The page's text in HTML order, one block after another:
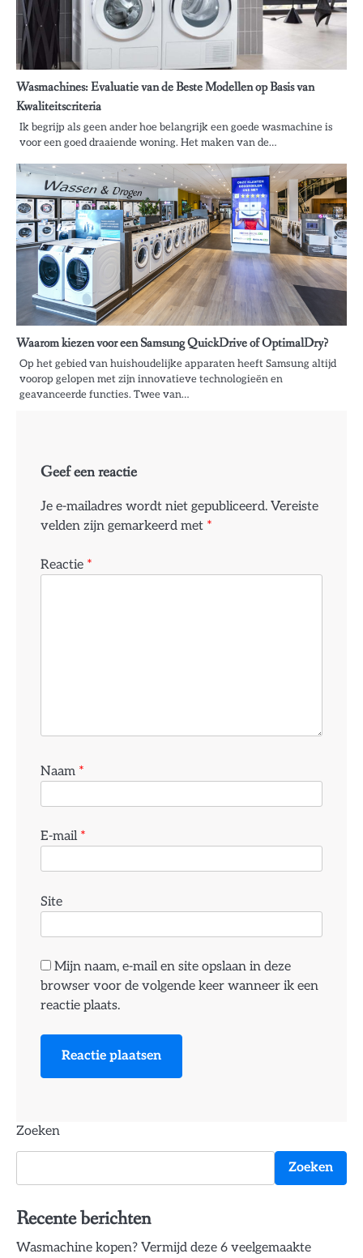
Wasmachines: Evaluatie van de Beste Modellen op Basis van
Kwaliteitscriteria
Ik begrijp als geen ander hoe belangrijk een goede wasmachine is
voor een goed draaiende woning. Het maken van de…
Waarom kiezen voor een Samsung QuickDrive of OptimalDry?
Op het gebied van huishoudelijke apparaten heeft Samsung altijd
voorop gelopen met zijn innovatieve technologieën en
geavanceerde functies. Twee van…
Geef een reactie
Je e-mailadres wordt niet gepubliceerd. Vereiste
velden zijn gemarkeerd met *
Reactie *
Naam *
E-mail *
Site
Mijn naam, e-mail en site opslaan in deze
browser voor de volgende keer wanneer ik een
reactie plaats.
Zoeken
Zoeken
Recente berichten
Wasmachine kopen? Vermijd deze 6 veelgemaakte